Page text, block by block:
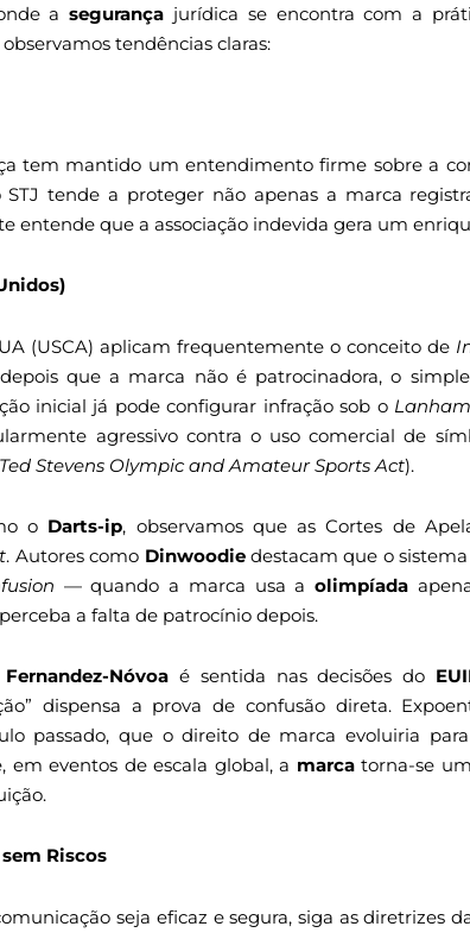
asegurança jurídica se encontra com a
observamos tendências claras:
tem mantido um entendimento firme sobre a
tende a proteger não apenas a marca
entende que a associação indevida gera um
(USCA) aplicam frequentemente o conceito de
que a marca não é patrocinadora, o
inicial já pode configurar infração sob o
agressivo contra o uso comercial de
Ted Stevens Olympic and Amateur Sports Act).
o Darts-ip, observamos que as Cortes de
. Autores como Dinwoodiedestacam que o
— quando a marca usa a olimpíada
a falta de patrocínio depois.
Fernandez-Nóvoa é sentida nas decisões do
dispensa a prova de confusão direta.
passado, que o direito de marca evoluiria
em eventos de escala global, a marcatorna-se
Riscos
seja eficaz e segura, siga as diretrizes